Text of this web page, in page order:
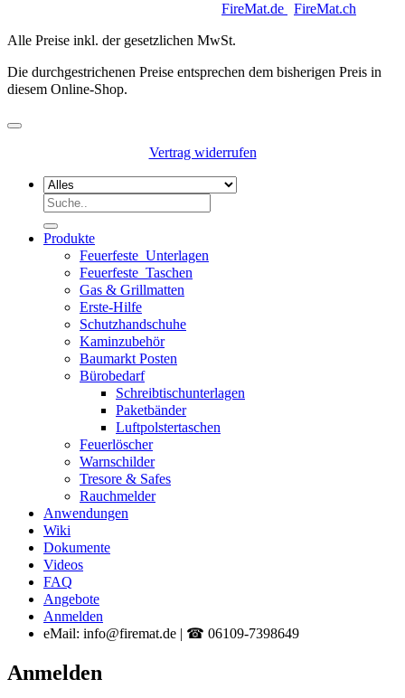
FireMat.de FireMat.ch
Alle Preise inkl. der gesetzlichen MwSt.
Die durchgestrichenen Preise entsprechen dem bisherigen Preis in
diesem Online-Shop.
Vertrag widerrufen
Suchen
Produkte
Feuerfeste_Unterlagen
Feuerfeste_Taschen
Gas & Grillmatten
Erste-Hilfe
Schutzhandschuhe
Kaminzubehör
Baumarkt Posten
Bürobedarf
Schreibtischunterlagen
Paketbänder
Luftpolstertaschen
Feuerlöscher
Warnschilder
Tresore & Safes
Rauchmelder
Anwendungen
Wiki
Dokumente
Videos
FAQ
Angebote
Anmelden
eMail: info@firemat.de | ☎ 06109-7398649
Anmelden